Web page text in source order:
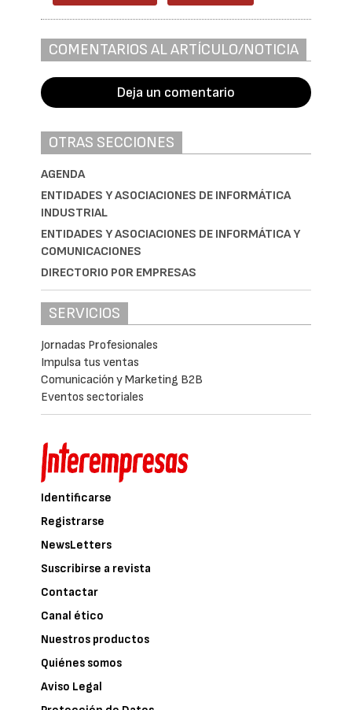
COMENTARIOS AL ARTÍCULO/NOTICIA
Deja un comentario
OTRAS SECCIONES
AGENDA
ENTIDADES Y ASOCIACIONES DE INFORMÁTICA
INDUSTRIAL
ENTIDADES Y ASOCIACIONES DE INFORMÁTICA Y
COMUNICACIONES
DIRECTORIO POR EMPRESAS
SERVICIOS
Jornadas Profesionales
Impulsa tus ventas
Comunicación y Marketing B2B
Eventos sectoriales
Identificarse
Registrarse
NewsLetters
Suscribirse a revista
Contactar
Canal ético
Nuestros productos
Quiénes somos
Aviso Legal